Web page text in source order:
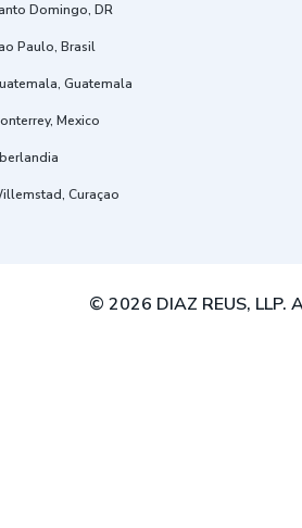
Domingo, DR
Paulo, Brasil
Guatemala
Mexico
Curaçao
© 2026 DIAZ REUS, LLP.